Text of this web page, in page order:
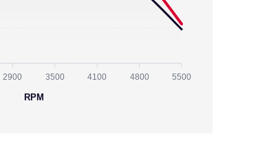
2900 3500 4100 4800 5500
RPM